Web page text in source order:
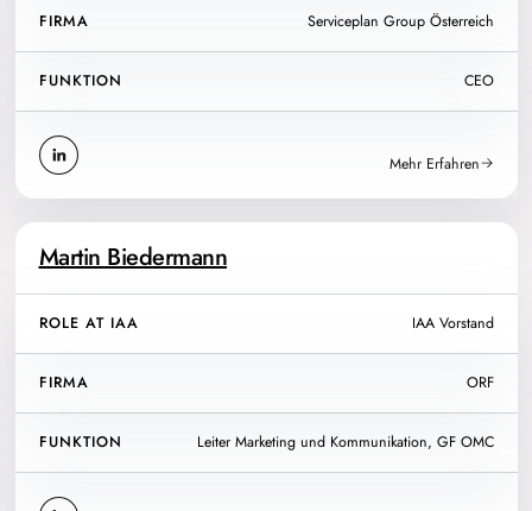
FIRMA Serviceplan Group Österreich
FUNKTION CEO
Mehr Erfahren
Martin Biedermann
ROLE AT IAA IAA Vorstand
FIRMA ORF
FUNKTION Leiter Marketing und Kommunikation, GF OMC